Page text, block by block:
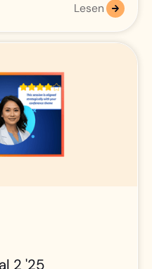
Lesen
2 '25